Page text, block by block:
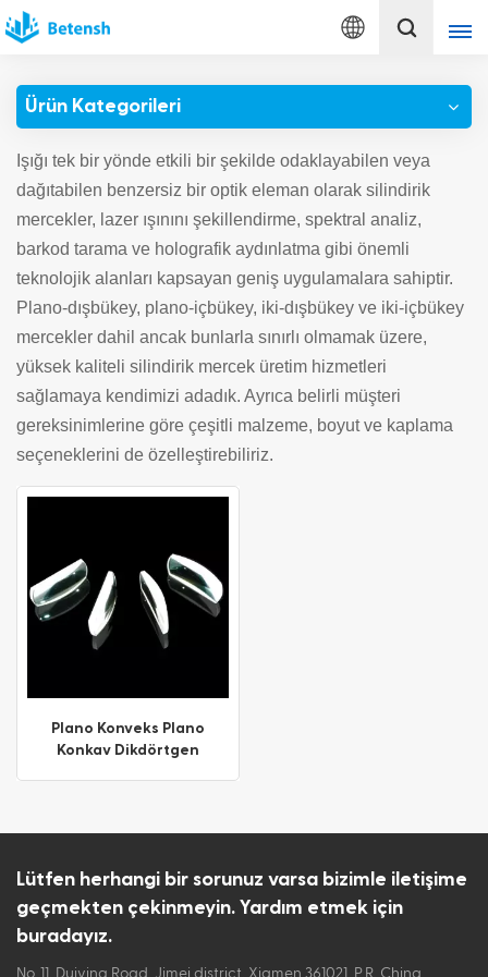
Türkçe
English
français
Deutsch
italiano
русский
español
português
Ürün Kategorileri
Işığı tek bir yönde etkili bir şekilde odaklayabilen veya
dağıtabilen benzersiz bir optik eleman olarak silindirik
mercekler, lazer ışınını şekillendirme, spektral analiz,
barkod tarama ve holografik aydınlatma gibi önemli
teknolojik alanları kapsayan geniş uygulamalara sahiptir.
Plano-dışbükey, plano-içbükey, iki-dışbükey ve iki-içbükey
mercekler dahil ancak bunlarla sınırlı olmamak üzere,
yüksek kaliteli silindirik mercek üretim hizmetleri
sağlamaya kendimizi adadık. Ayrıca belirli müşteri
gereksinimlerine göre çeşitli malzeme, boyut ve kaplama
seçeneklerini de özelleştirebiliriz.
Plano Konveks Plano
Konkav Dikdörtgen
Lütfen herhangi bir sorunuz varsa bizimle iletişime
geçmekten çekinmeyin. Yardım etmek için
buradayız.
No. 11, Duiying Road, Jimei district, Xiamen 361021, P.R. China